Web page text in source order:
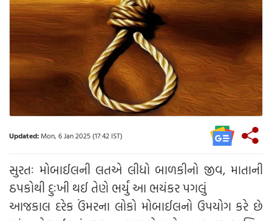
Updated:Mon, 6 Jan 2025 (17:42 IST)
સુરતઃ મોબાઈલની લતએ લીધો બાળકીનો જીવ, માતાની
ઠપકોથી દુઃખી થઈ તેણે ભર્યું આ ભયંકર પગલું
આજકાલ દરેક ઉંમરના લોકો મોબાઈલનો ઉપયોગ કરે છે